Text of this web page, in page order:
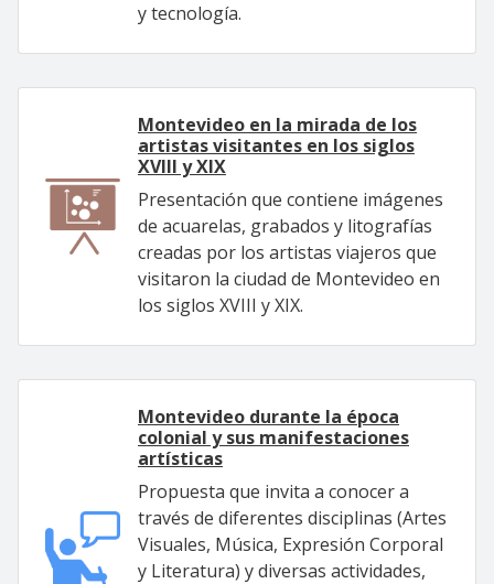
y tecnología.
Montevideo en la mirada de los
artistas visitantes en los siglos
XVIII y XIX
Presentación que contiene imágenes
de acuarelas, grabados y litografías
creadas por los artistas viajeros que
visitaron la ciudad de Montevideo en
los siglos XVIII y XIX.
Montevideo durante la época
colonial y sus manifestaciones
artísticas
Propuesta que invita a conocer a
través de diferentes disciplinas (Artes
Visuales, Música, Expresión Corporal
y Literatura) y diversas actividades,